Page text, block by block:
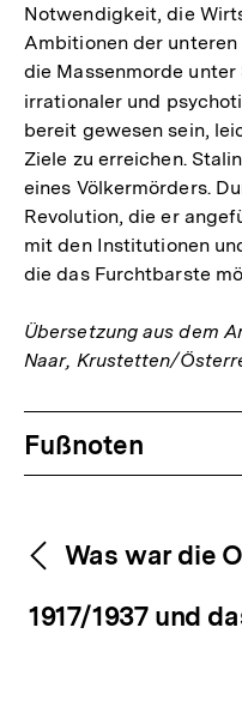
Notwendigkeit, die
Ambitionen der
die Massenmorde
irrationaler und
bereit gewesen sein,
Ziele zu erreichen.
eines Völkermörders.
Revolution, die er
mit den Institutionen
die das Furchtbarste
Übersetzung aus dem
Naar, Krustetten/
Fussnoten
Fußnoten
Inhaltsnavigation
Was war die
1917/1937 und